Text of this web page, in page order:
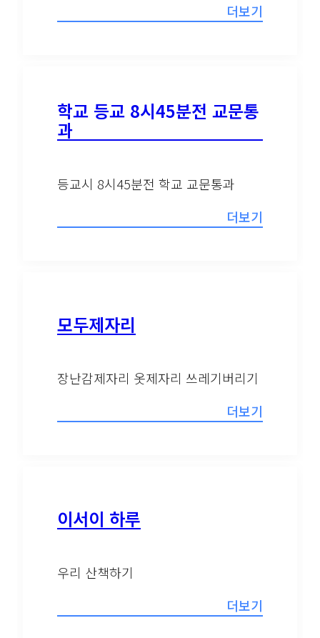
더보기
학교 등교 8시45분전 교문통
과
등교시 8시45분전 학교 교문통과
더보기
모두제자리
장난감제자리 옷제자리 쓰레기버리기
더보기
이서이 하루
우리 산책하기
더보기